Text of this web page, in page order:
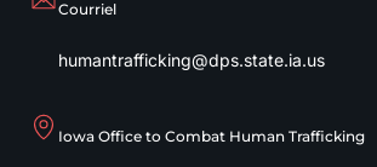
Courriel
humantrafficking@dps.state.ia.us
Iowa Office to Combat Human Trafficking